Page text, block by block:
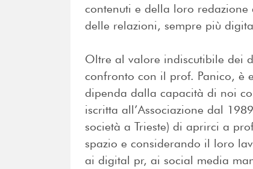
contenuti e della loro
delle relazioni, sempre più
Oltre al valore indiscutibile dei
confronto con il prof. Panico, è
dipenda dalla capacità di noi
iscritta all’Associazione dal
società a Trieste) di aprirci a
spazio e considerando il loro
ai digital pr, ai social media